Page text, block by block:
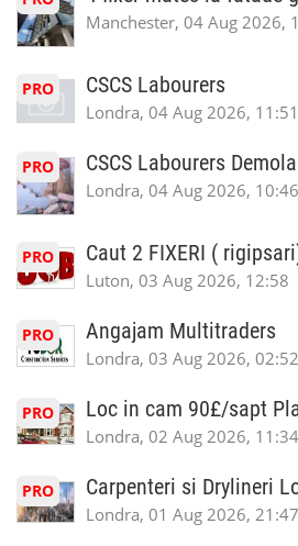
Manchester, 04 Aug 2026,
PRO CSCS Labourers
Londra, 04 Aug 2026, 11:51
PRO CSCS Labourers
Londra, 04 Aug 2026, 10:46
PRO Caut 2 FIXERI (
Luton, 03 Aug 2026, 12:58
PRO Angajam Multitraders
Londra, 03 Aug 2026, 02:52
PRO Loc in cam 90£/sapt
Londra, 02 Aug 2026, 11:34
PRO Carpenteri si Drylineri
Londra, 01 Aug 2026, 21:47